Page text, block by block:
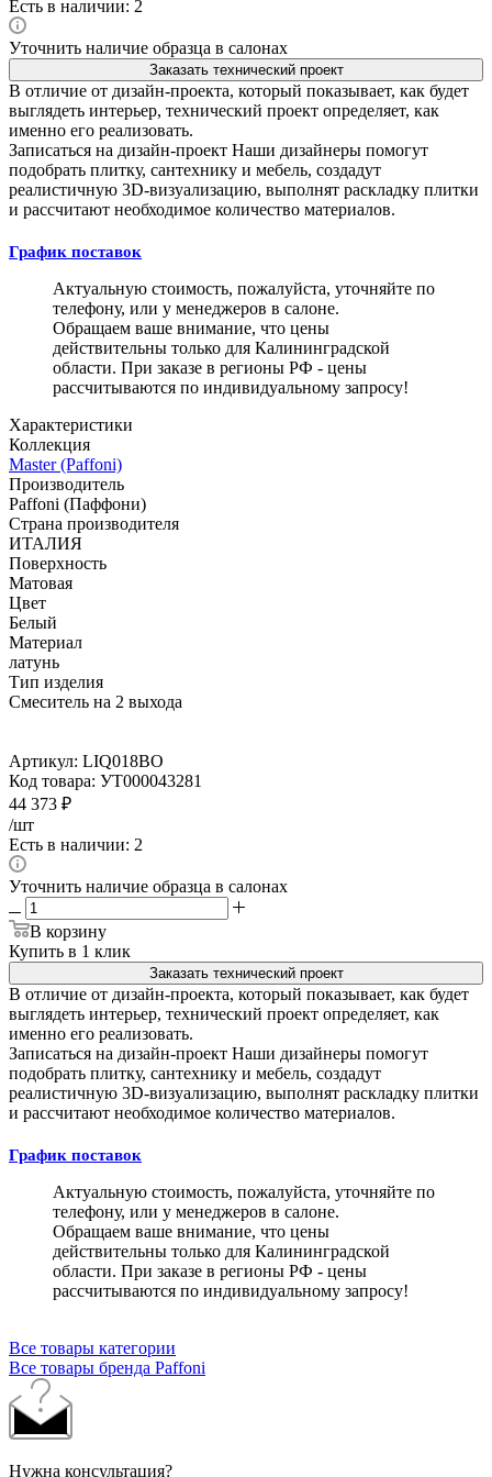
Есть в наличии: 2
Уточнить наличие образца в салонах
Заказать технический проект
В отличие от дизайн-проекта, который показывает, как будет
выглядеть интерьер, технический проект определяет, как
именно его реализовать.
Записаться на дизайн-проект Наши дизайнеры помогут
подобрать плитку, сантехнику и мебель, создадут
реалистичную 3D-визуализацию, выполнят раскладку плитки
и рассчитают необходимое количество материалов.
График поставок
Актуальную стоимость, пожалуйста, уточняйте по
телефону, или у менеджеров в салоне.
Обращаем ваше внимание, что цены
действительны только для Калининградской
области. При заказе в регионы РФ - цены
рассчитываются по индивидуальному запросу!
Характеристики
Коллекция
Master (Paffoni)
Производитель
Paffoni (Паффони)
Страна производителя
ИТАЛИЯ
Поверхность
Матовая
Цвет
Белый
Материал
латунь
Тип изделия
Смеситель на 2 выхода
Артикул: LIQ018BO
Код товара: УТ000043281
44 373 ₽
/шт
Есть в наличии: 2
Уточнить наличие образца в салонах
В корзину
Купить в 1 клик
Заказать технический проект
В отличие от дизайн-проекта, который показывает, как будет
выглядеть интерьер, технический проект определяет, как
именно его реализовать.
Записаться на дизайн-проект Наши дизайнеры помогут
подобрать плитку, сантехнику и мебель, создадут
реалистичную 3D-визуализацию, выполнят раскладку плитки
и рассчитают необходимое количество материалов.
График поставок
Актуальную стоимость, пожалуйста, уточняйте по
телефону, или у менеджеров в салоне.
Обращаем ваше внимание, что цены
действительны только для Калининградской
области. При заказе в регионы РФ - цены
рассчитываются по индивидуальному запросу!
Все товары категории
Все товары бренда Paffoni
Нужна консультация?